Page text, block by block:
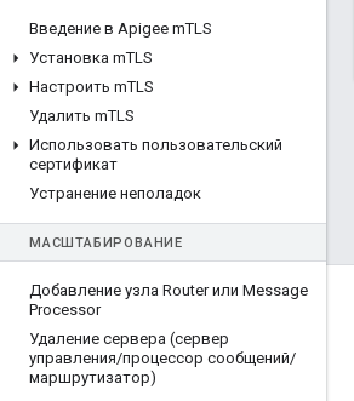
Введение в Apigee mTLS
Установка mTLS
Настроить mTLS
Удалить mTLS
Использовать пользовательский
сертификат
Устранение неполадок
МАСШТАБИРОВАНИЕ
Добавление узла Router или Message
Processor
Удаление сервера (сервер
управления/процессор сообщений/
маршрутизатор)
О компании Apigee
We're part of Google
Мероприятия